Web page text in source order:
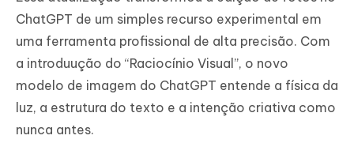
ChatGPT de um simples recurso experimental em
uma ferramenta profissional de alta precisão. Com
a introduução do “Raciocínio Visual”, o novo
modelo de imagem do ChatGPT entende a física da
luz, a estrutura do texto e a intenção criativa como
nunca antes.